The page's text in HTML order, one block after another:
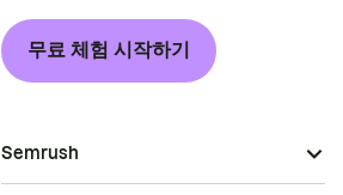
무료 체험 시작하기
Semrush